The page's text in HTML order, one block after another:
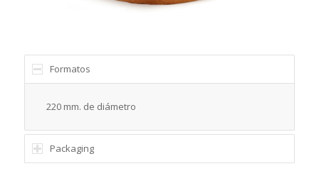
Formatos
220 mm. de diámetro
Packaging